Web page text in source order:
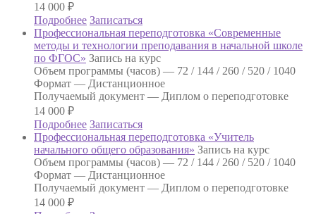
14 000 ₽
Подробнее Записаться
Профессиональная переподготовка «Современные
методы и технологии преподавания в начальной школе
по ФГОС» Запись на курс
Объем программы (часов) — 72 / 144 / 260 / 520 / 1040
Формат — Дистанционное
Получаемый документ — Диплом о переподготовке
14 000 ₽
Подробнее Записаться
Профессиональная переподготовка «Учитель
начального общего образования» Запись на курс
Объем программы (часов) — 72 / 144 / 260 / 520 / 1040
Формат — Дистанционное
Получаемый документ — Диплом о переподготовке
14 000 ₽